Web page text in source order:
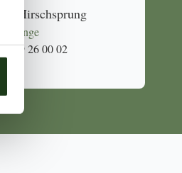
Mia Hirschsprung
Svinninge
59 26 00 02